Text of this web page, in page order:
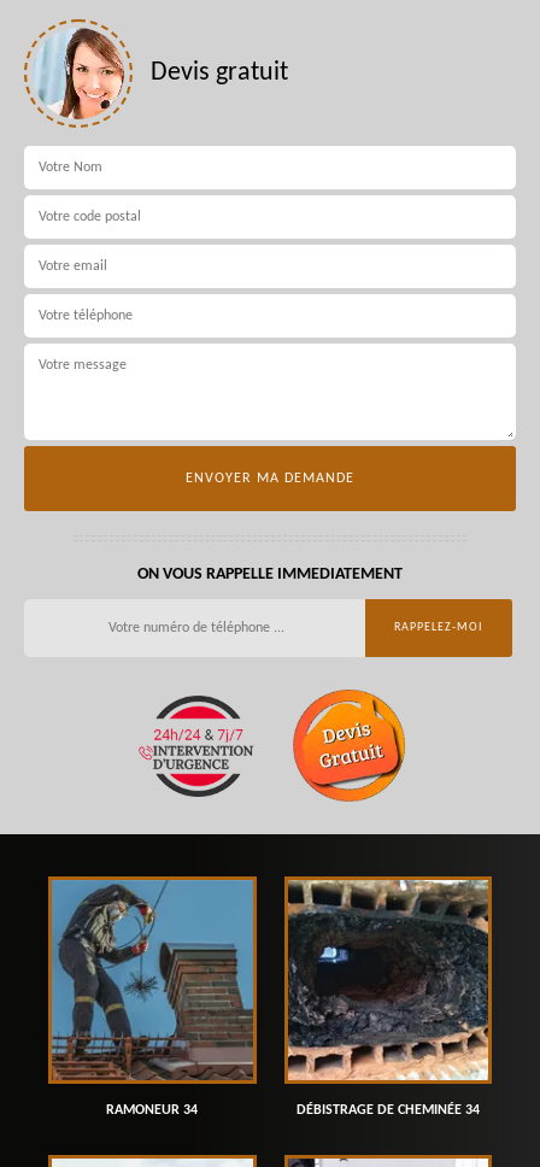
Devis gratuit
ON VOUS RAPPELLE IMMEDIATEMENT
RAMONEUR 34 DÉBISTRAGE DE CHEMINÉE 34